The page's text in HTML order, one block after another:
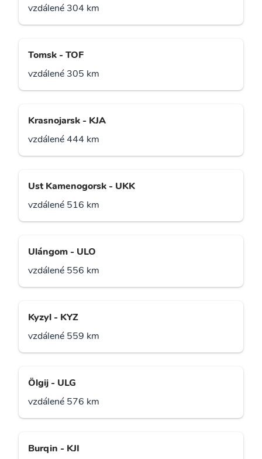
vzdálené 304 km
Tomsk - TOF
vzdálené 305 km
Krasnojarsk - KJA
vzdálené 444 km
Ust Kamenogorsk - UKK
vzdálené 516 km
Ulángom - ULO
vzdálené 556 km
Kyzyl - KYZ
vzdálené 559 km
Ölgij - ULG
vzdálené 576 km
Burqin - KJI